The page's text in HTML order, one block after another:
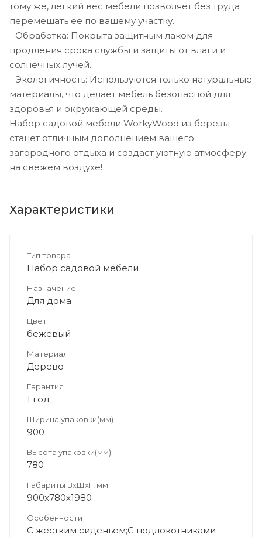
тому же, легкий вес мебели позволяет без труда
перемещать её по вашему участку.
- Обработка: Покрыта защитным лаком для
продления срока службы и защиты от влаги и
солнечных лучей.
- Экологичность: Используются только натуральные
материалы, что делает мебель безопасной для
здоровья и окружающей среды.
Набор садовой мебели WorkyWood из березы
станет отличным дополнением вашего
загородного отдыха и создаст уютную атмосферу
на свежем воздухе!
Характеристики
Тип товара
Набор садовой мебели
Назначение
Для дома
Цвет
бежевый
Материал
Дерево
Гарантия
1 год
Ширина упаковки(мм)
900
Высота упаковки(мм)
780
Габариты ВхШхГ, мм
900х780х1980
Особенности
С жестким сиденьем;С подлокотниками